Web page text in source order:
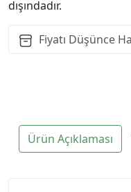
dışındadır.
Fiyatı Düşünce
Ürün Açıklaması